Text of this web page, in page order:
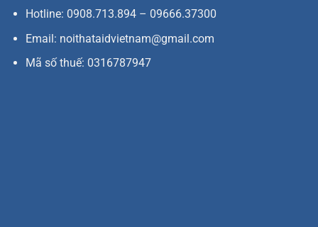
Hotline: 0908.713.894 – 09666.37300
Email: noithataidvietnam@gmail.com
Mã số thuế: 0316787947